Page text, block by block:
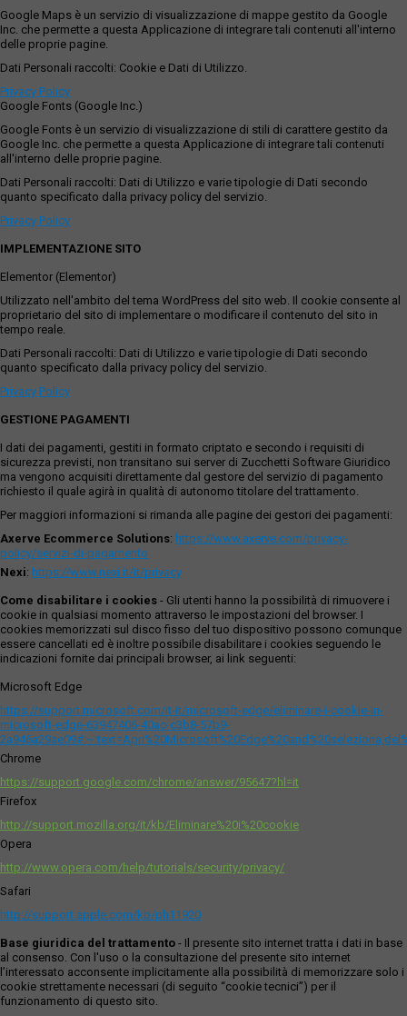
Google Maps è un servizio di visualizzazione di mappe gestito da Google
Inc. che permette a questa Applicazione di integrare tali contenuti all'interno
delle proprie pagine.
Dati Personali raccolti: Cookie e Dati di Utilizzo.
Privacy Policy
Google Fonts (Google Inc.)
Google Fonts è un servizio di visualizzazione di stili di carattere gestito da
Google Inc. che permette a questa Applicazione di integrare tali contenuti
all'interno delle proprie pagine.
Dati Personali raccolti: Dati di Utilizzo e varie tipologie di Dati secondo
quanto specificato dalla privacy policy del servizio.
Privacy Policy
IMPLEMENTAZIONE SITO
Elementor (Elementor)
Utilizzato nell'ambito del tema WordPress del sito web. Il cookie consente al
proprietario del sito di implementare o modificare il contenuto del sito in
tempo reale.
Dati Personali raccolti: Dati di Utilizzo e varie tipologie di Dati secondo
quanto specificato dalla privacy policy del servizio.
Privacy Policy
GESTIONE PAGAMENTI
I dati dei pagamenti, gestiti in formato criptato e secondo i requisiti di
sicurezza previsti, non transitano sui server di Zucchetti Software Giuridico
ma vengono acquisiti direttamente dal gestore del servizio di pagamento
richiesto il quale agirà in qualità di autonomo titolare del trattamento.
Per maggiori informazioni si rimanda alle pagine dei gestori dei pagamenti:
Axerve Ecommerce Solutions: https://www.axerve.com/privacy-
policy/servizi-di-pagamento
Nexi: https://www.nexi.it/it/privacy
Come disabilitare i cookies - Gli utenti hanno la possibilità di rimuovere i
cookie in qualsiasi momento attraverso le impostazioni del browser. I
cookies memorizzati sul disco fisso del tuo dispositivo possono comunque
essere cancellati ed è inoltre possibile disabilitare i cookies seguendo le
indicazioni fornite dai principali browser, ai link seguenti:
Microsoft Edge
https://support.microsoft.com/it-it/microsoft-edge/eliminare-i-cookie-in-
microsoft-edge-63947406-40ac-c3b8-57b9-
Chrome
https://support.google.com/chrome/answer/95647?hl=it
Firefox
http://support.mozilla.org/it/kb/Eliminare%20i%20cookie
Opera
http://www.opera.com/help/tutorials/security/privacy/
Safari
http://support.apple.com/kb/ph11920
Base giuridica del trattamento - Il presente sito internet tratta i dati in base
al consenso. Con l'uso o la consultazione del presente sito internet
l’interessato acconsente implicitamente alla possibilità di memorizzare solo i
cookie strettamente necessari (di seguito “cookie tecnici”) per il
funzionamento di questo sito.